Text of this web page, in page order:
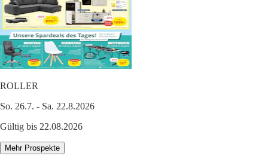
ROLLER
So. 26.7. - Sa. 22.8.2026
Gültig bis 22.08.2026
Mehr Prospekte